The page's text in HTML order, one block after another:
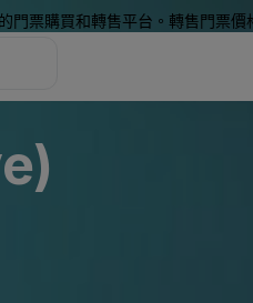
門票購買和轉售平台。轉售門票價